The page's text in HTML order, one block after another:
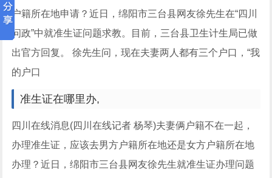
户籍所在地申请？近日，绵阳市三台县网友徐先生在“四川
问政”中就准生证问题求教。目前，三台县卫生计生局已做
出官方回复。 徐先生问，现在夫妻两人都有三个户口，“我
的户口
准生证在哪里办,
四川在线消息(四川在线记者 杨琴)夫妻俩户籍不在一起，
办理准生证，应该去男方户籍所在地还是女方户籍所在地
办理？近日，绵阳市三台县网友徐先生就准生证办理问题